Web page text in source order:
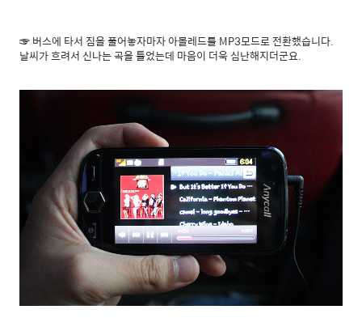
☞ 버스에 타서 짐을 풀어놓자마자 아몰레드를 MP3모드로 전환했습니다.
날씨가 흐려서 신나는 곡을 틀었는데 마음이 더욱 심난해지더군요.